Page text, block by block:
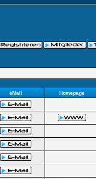
eMail Homepage